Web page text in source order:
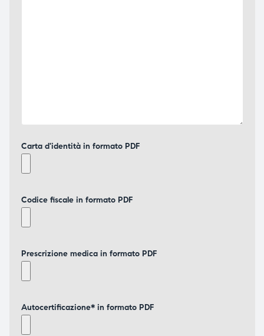
Carta d'identità in formato PDF
Codice fiscale in formato PDF
Prescrizione medica in formato PDF
Autocertificazione* in formato PDF